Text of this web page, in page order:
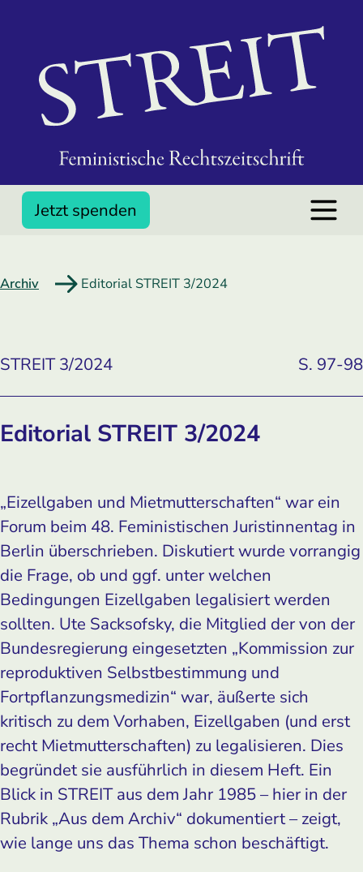
Jetzt spenden
Archiv Editorial STREIT 3/2024
STREIT 3/2024 S. 97-98
Editorial STREIT 3/2024
„Eizellgaben und Mietmutterschaften“ war ein
Forum beim 48. Feministischen Juristinnentag in
Berlin überschrieben. Diskutiert wurde vorrangig
die Frage, ob und ggf. unter welchen
Bedingungen Eizellgaben legalisiert werden
sollten. Ute Sacksofsky, die Mitglied der von der
Bundesregierung eingesetzten „Kommission zur
reproduktiven Selbstbestimmung und
Fortpflanzungsmedizin“ war, äußerte sich
kritisch zu dem Vorhaben, Eizellgaben (und erst
recht Mietmutterschaften) zu legalisieren. Dies
begründet sie ausführlich in diesem Heft. Ein
Blick in STREIT aus dem Jahr 1985 – hier in der
Rubrik „Aus dem Archiv“ dokumentiert – zeigt,
wie lange uns das Thema schon beschäftigt.